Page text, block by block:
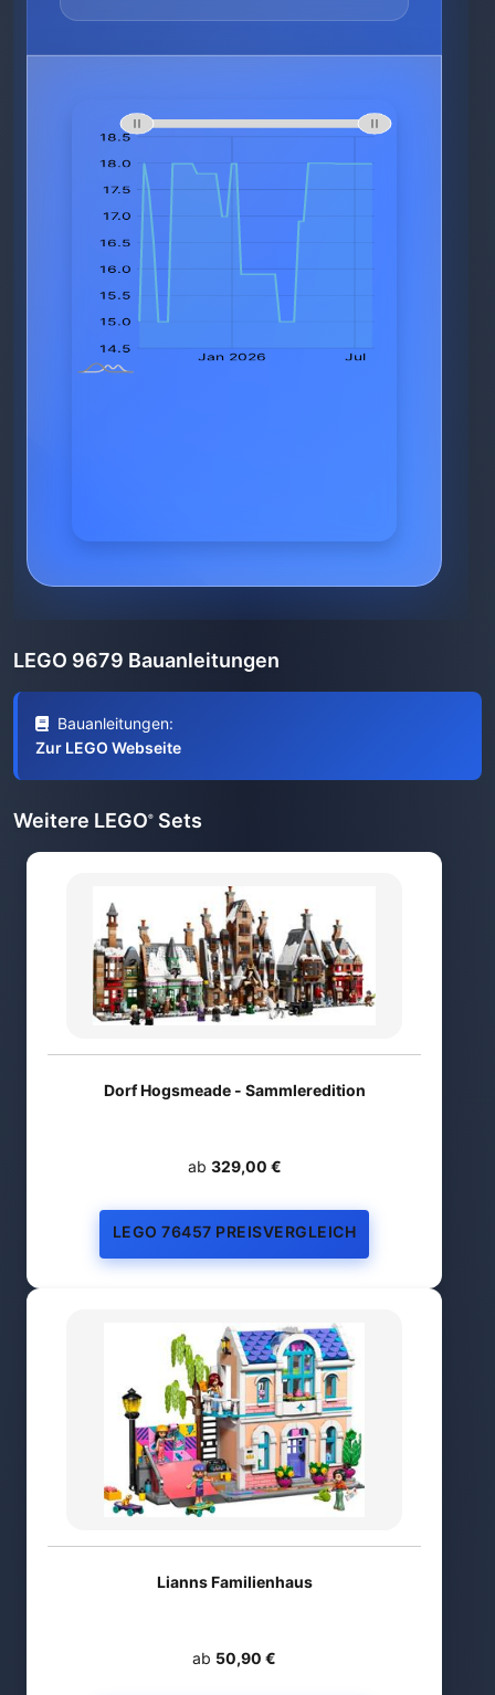
LEGO 9679 Bauanleitungen
Bauanleitungen:
Zur LEGO Webseite
Weitere LEGO® Sets
Dorf Hogsmeade - Sammleredition
ab 329,00 €
LEGO 76457 PREISVERGLEICH
Lianns Familienhaus
ab 50,90 €